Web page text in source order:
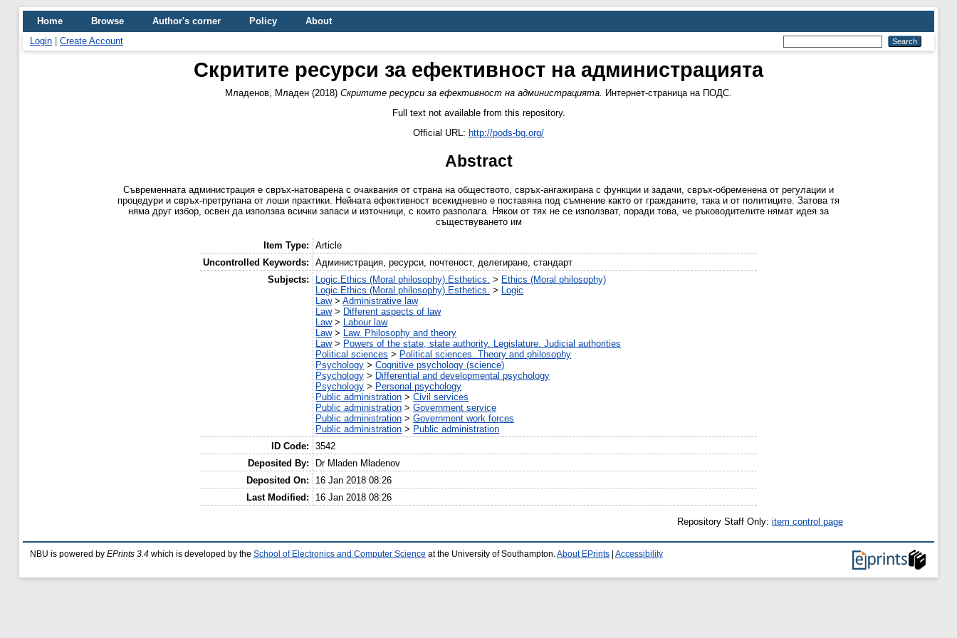
Home Browse Author's corner Policy
About
Login
Create Account
Скритите ресурси за ефективност на администрацията
Младенов, Младен (2018) Скритите ресурси за ефективност на администрацията. Интернет-страница на ПОДС.
Full text not available from this repository.
Official URL: http://pods-bg.org/
Abstract
Съвременната администрация е свръх-натоварена с очаквания от страна на обществото, свръх-ангажирана с функции и задачи, свръх-обременена от регулации и
процедури и свръх-претрупана от лоши практики. Нейната ефективност всекидневно е поставяна под съмнение както от гражданите, така и от политиците. Затова тя
няма друг избор, освен да използва всички запаси и източници, с които разполага. Някои от тях не се използват, поради това, че ръководителите нямат идея за
съществуването им
Item Type:
Article
Uncontrolled Keywords:
Администрация, ресурси, почтеност, делегиране, стандарт
Subjects:
Logic.Ethics (Moral philosophy).Esthetics. > Ethics (Moral philosophy)
Logic.Ethics (Moral philosophy).Esthetics. >
Logic
Law>Administrative law
Law> Different aspects of law
Law>
Labour law
Law>
Law. Philosophy and theory
Law> Powers of the state, state authority. Legislature. Judicial authorities
Political sciences > Political sciences. Theory and philosophy
Psychology >Cognitive psychology (science)
Psychology > Differential and developmental psychology
Psychology > Personal psychology
Public administration >Civil services
Public administration >Government service
Public administration >Government work forces
Public administration > Public administration
ID Code:
3542
Deposited By:
Dr Mladen Mladenov
Deposited On:
16 Jan 2018 08:26
Last Modified:
16 Jan 2018 08:26
Repository Staff Only: item control page
NBU is powered by EPrints 3.4 which is developed by the School of Electronics and Computer Science at the University of Southampton. About EPrints Accessibility